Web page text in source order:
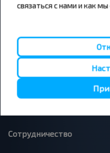
Минск - Вильнюс
Минск - Варшава
Минск - Москва
Сотрудничество
связаться с нами и как